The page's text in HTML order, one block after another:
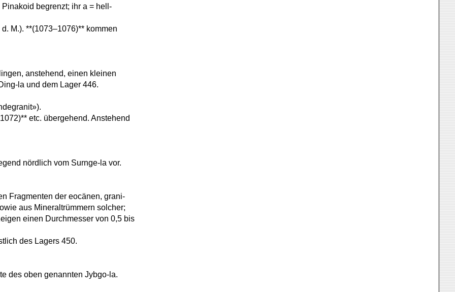
begrenzt; ihr a = hell-
M.). **(1073–1076)** kommen
anstehend, einen kleinen
la und dem Lager 446.
etc. übergehend. Anstehend
nördlich vom Surnge-la vor.
Fragmenten der eocänen, grani-
aus Mineraltrümmern solcher;
einen Durchmesser von 0,5 bis
des Lagers 450.
des oben genannten Jybgo-la.